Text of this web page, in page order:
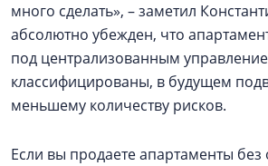
много сделать», – заметил
абсолютно убежден, что
под централизованным
классифицированы, в будущем
меньшему количеству рисков.
Если вы продаете апартаменты